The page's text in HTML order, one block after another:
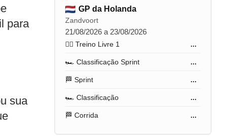
para
sua
GP da Holanda
Zandvoort
21/08/2026 a 23/08/2026
🏋️‍♂️ Treino Livre 1 ...
🏎️ Classificação Sprint ...
🏁 Sprint ...
🏎️ Classificação ...
🏁 Corrida ...